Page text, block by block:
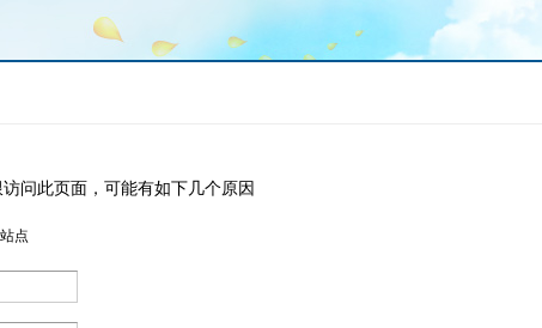
问此页面，可能有如下几个原因
点